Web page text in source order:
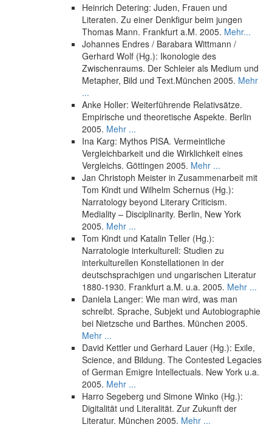
Heinrich Detering: Juden, Frauen und
Literaten. Zu einer Denkfigur beim jungen
Thomas Mann. Frankfurt a.M. 2005. Mehr...
Johannes Endres / Barabara Wittmann /
Gerhard Wolf (Hg.): Ikonologie des
Zwischenraums. Der Schleier als Medium und
Metapher, Bild und Text.München 2005. Mehr
...
Anke Holler: Weiterführende Relativsätze.
Empirische und theoretische Aspekte. Berlin
2005. Mehr ...
Ina Karg: Mythos PISA. Vermeintliche
Vergleichbarkeit und die Wirklichkeit eines
Vergleichs. Göttingen 2005. Mehr ...
Jan Christoph Meister in Zusammenarbeit mit
Tom Kindt und Wilhelm Schernus (Hg.):
Narratology beyond Literary Criticism.
Mediality – Disciplinarity. Berlin, New York
2005. Mehr ...
Tom Kindt und Katalin Teller (Hg.):
Narratologie interkulturell: Studien zu
interkulturellen Konstellationen in der
deutschsprachigen und ungarischen Literatur
1880-1930. Frankfurt a.M. u.a. 2005. Mehr ...
Daniela Langer: Wie man wird, was man
schreibt. Sprache, Subjekt und Autobiographie
bei Nietzsche und Barthes. München 2005.
Mehr ...
David Kettler und Gerhard Lauer (Hg.): Exile,
Science, and Bildung. The Contested Legacies
of German Emigre Intellectuals. New York u.a.
2005. Mehr ...
Harro Segeberg und Simone Winko (Hg.):
Digitalität und Literalität. Zur Zukunft der
Literatur. München 2005. Mehr ...